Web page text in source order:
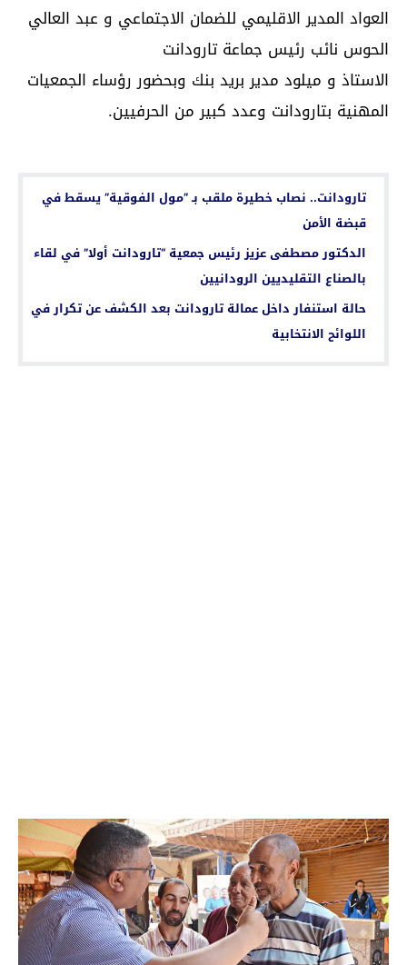
العواد المدير الاقليمي للضمان الاجتماعي و عبد العالي
الحوس نائب رئيس جماعة تارودانت
الاستاذ و ميلود مدير بريد بنك وبحضور رؤساء الجمعيات
المهنية بتارودانت وعدد كبير من الحرفيين.
تارودانت.. نصاب خطيرة ملقب بـ ”مول الفوقية” يسقط في
قبضة الأمن
الدكتور مصطفى عزيز رئيس جمعية “تارودانت أولا” في لقاء
بالصناع التقليديين الرودانيين
حالة استنفار داخل عمالة تارودانت بعد الكشف عن تكرار في
اللوائح الانتخابية